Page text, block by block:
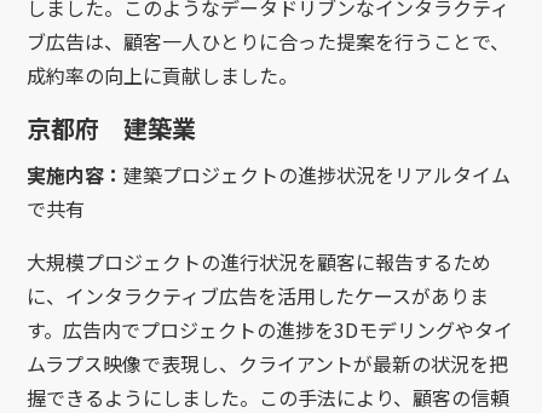
しました。このようなデータドリブンなインタラクティ
ブ広告は、顧客一人ひとりに合った提案を行うことで、
成約率の向上に貢献しました。
京都府 建築業
実施内容：建築プロジェクトの進捗状況をリアルタイム
で共有
大規模プロジェクトの進行状況を顧客に報告するため
に、インタラクティブ広告を活用したケースがありま
す。広告内でプロジェクトの進捗を3Dモデリングやタイ
ムラプス映像で表現し、クライアントが最新の状況を把
握できるようにしました。この手法により、顧客の信頼